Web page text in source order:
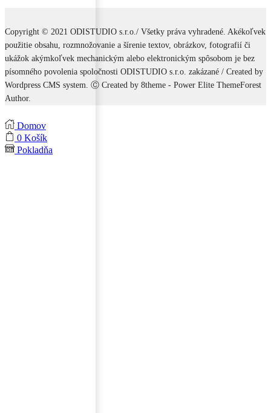
Copyright © 2021 ODISTUDIO s.r.o./ Všetky práva vyhradené. Akékoľvek
použitie obsahu, rozmnožovanie a šírenie textov, obrázkov, fotografií či
ukážok akýmkoľvek mechanickým alebo elektronickým spôsobom je bez
písomného povolenia spoločnosti ODISTUDIO s.r.o. zakázané / Created by
Wordpress CMS system. Ⓒ Created by 8theme - Power Elite ThemeForest
Author.
Domov
0 Košík
Pokladňa